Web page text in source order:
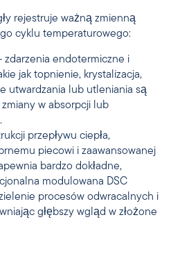
rejestruje ważną zmienną
cyklu temperaturowego:
zdarzenia endotermiczne i
jak topnienie, krystalizacja,
utwardzania lub utleniania są
w absorpcji lub
przepływu ciepła,
piecowi i zaawansowanej
bardzo dokładne,
modulowana DSC
procesów odwracalnych i
głębszy wgląd w złożone